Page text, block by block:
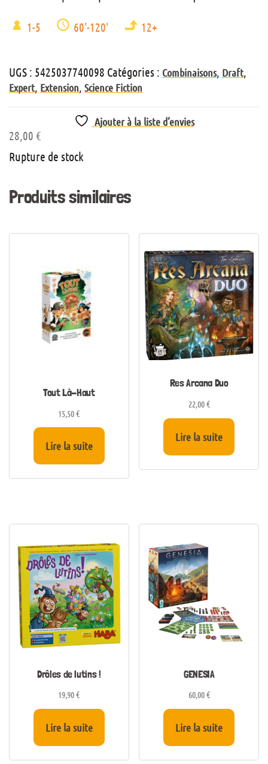
1-5 60'-120' 12+
UGS : 5425037740098 Catégories : Combinaisons, Draft,
Expert, Extension, Science Fiction
Ajouter à la liste d’envies
28,00 €
Rupture de stock
Produits similaires
Tout Là-Haut
15,50€
Lire la suite
Res Arcana Duo
22,00€
Lire la suite
Drôles de lutins !
19,90€
Lire la suite
GENESIA
60,00€
Lire la suite